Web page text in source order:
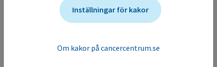
Bilaga 1 – InsatstabellInställningar för kakor
Om kakor på cancercentrum.se